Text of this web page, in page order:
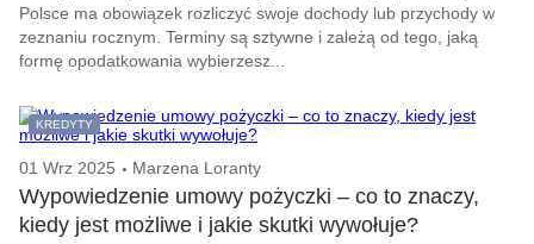
Polsce ma obowiązek rozliczyć swoje dochody lub przychody w
zeznaniu rocznym. Terminy są sztywne i zależą od tego, jaką
formę opodatkowania wybierzesz...
KREDYTY
01 Wrz 2025 Marzena Loranty
Wypowiedzenie umowy pożyczki – co to znaczy,
kiedy jest możliwe i jakie skutki wywołuje?